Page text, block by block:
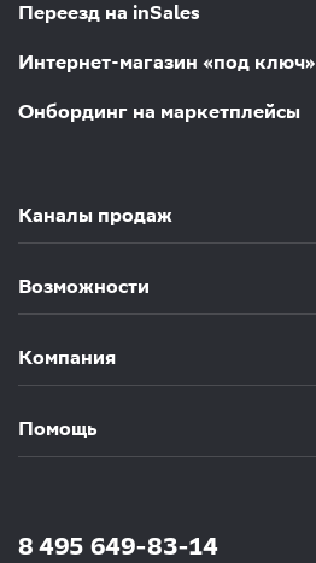
Переезд на inSales
Интернет-магазин «под ключ»
Онбординг на маркетплейсы
Каналы продаж
Возможности
Компания
Помощь
8 495 649-83-14